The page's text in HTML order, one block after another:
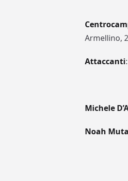
Armellino,
Attaccanti
Michele
Noah